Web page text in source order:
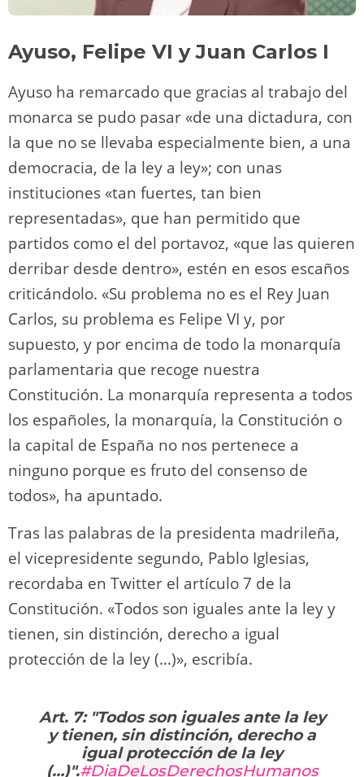
Ayuso, Felipe VI y Juan Carlos I
Ayuso ha remarcado que gracias al trabajo del
monarca se pudo pasar «de una dictadura, con
la que no se llevaba especialmente bien, a una
democracia, de la ley a ley»; con unas
instituciones «tan fuertes, tan bien
representadas», que han permitido que
partidos como el del portavoz, «que las quieren
derribar desde dentro», estén en esos escaños
criticándolo. «Su problema no es el Rey Juan
Carlos, su problema es Felipe VI y, por
supuesto, y por encima de todo la monarquía
parlamentaria que recoge nuestra
Constitución. La monarquía representa a todos
los españoles, la monarquía, la Constitución o
la capital de España no nos pertenece a
ninguno porque es fruto del consenso de
todos», ha apuntado.
Tras las palabras de la presidenta madrileña,
el vicepresidente segundo, Pablo Iglesias,
recordaba en Twitter el artículo 7 de la
Constitución. «Todos son iguales ante la ley y
tienen, sin distinción, derecho a igual
protección de la ley (…)», escribía.
Art. 7: "Todos son iguales ante la ley
y tienen, sin distinción, derecho a
igual protección de la ley
(…)".#DiaDeLosDerechosHumanos